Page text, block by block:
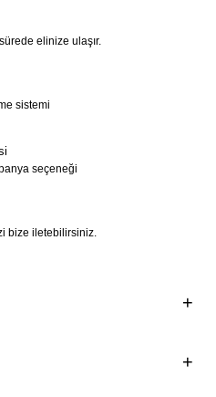
elinize ulaşır.
sistemi
seçeneği
bize iletebilirsiniz.